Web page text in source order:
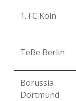
1. FC Köln
TeBe Berlin
Borussia
Dortmund